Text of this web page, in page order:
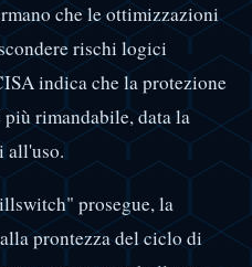
che le ottimizzazioni
rischi logici
indica che la protezione
rimandabile, data la
all'uso.
prosegue, la
prontezza del ciclo di